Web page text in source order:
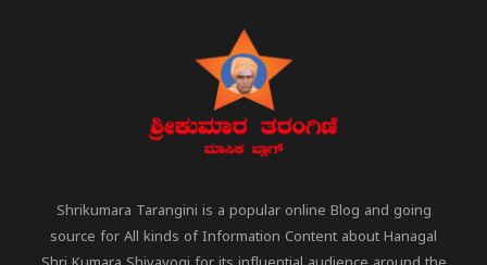
Shrikumara Tarangini is a popular online Blog and going
source for All kinds of Information Content about Hanagal